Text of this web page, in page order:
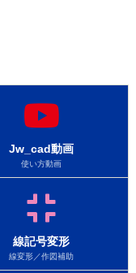
Jw_cad動画
使い方動画
線記号変形
線変形／作図補助